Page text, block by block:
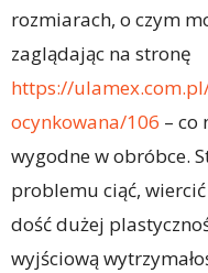
rozmiarach, o czym
zaglądając na stronę
https://
ocynkowana/106 – co
wygodne w obróbce.
problemu ciąć, wiercić
dość dużej
wyjściową